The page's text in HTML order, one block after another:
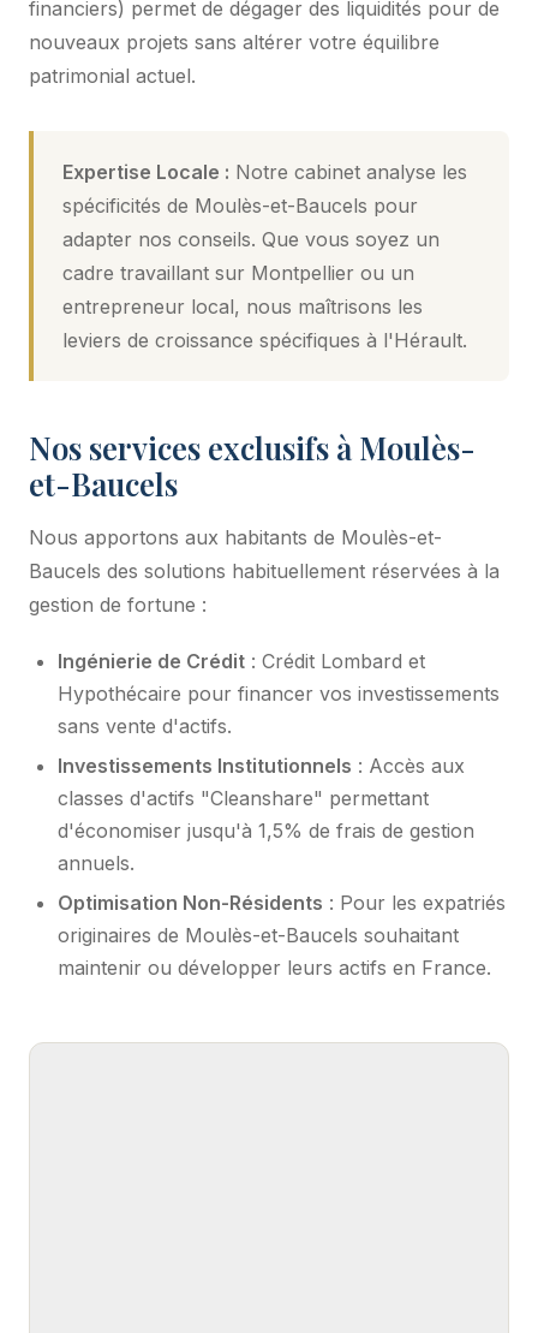
financiers) permet de dégager des liquidités pour de
nouveaux projets sans altérer votre équilibre
patrimonial actuel.
Expertise Locale : Notre cabinet analyse les
spécificités de Moulès-et-Baucels pour
adapter nos conseils. Que vous soyez un
cadre travaillant sur Montpellier ou un
entrepreneur local, nous maîtrisons les
leviers de croissance spécifiques à l'Hérault.
Nos services exclusifs à Moulès-
et-Baucels
Nous apportons aux habitants de Moulès-et-
Baucels des solutions habituellement réservées à la
gestion de fortune :
Ingénierie de Crédit : Crédit Lombard et
Hypothécaire pour financer vos investissements
sans vente d'actifs.
Investissements Institutionnels : Accès aux
classes d'actifs "Cleanshare" permettant
d'économiser jusqu'à 1,5% de frais de gestion
annuels.
Optimisation Non-Résidents : Pour les expatriés
originaires de Moulès-et-Baucels souhaitant
maintenir ou développer leurs actifs en France.